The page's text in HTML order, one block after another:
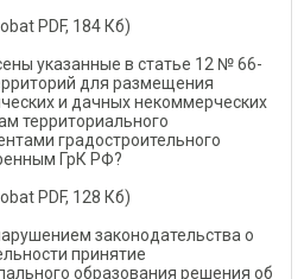
PDF, 184 Кб)
указанные в статье 12 № 66-
для размещения
и дачных некоммерческих
территориального
градостроительного
ГрК РФ?
PDF, 128 Кб)
законодательства о
принятие
образования решения об